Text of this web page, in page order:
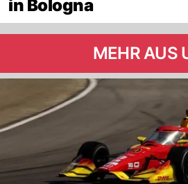
in Bologna
MEHR AUS